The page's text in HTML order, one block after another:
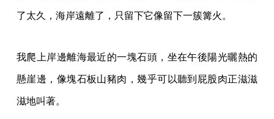
了太久，海岸遠離了，只留下它像留下一簇篝火。
我爬上岸邊離海最近的一塊石頭，坐在午後陽光曬熱的
懸崖邊，像塊石板山豬肉，幾乎可以聽到屁股肉正滋滋
滋地叫著。